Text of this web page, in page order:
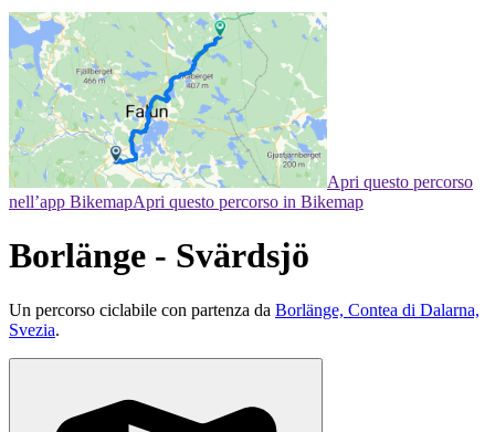
Apri questo percorso
nell’app BikemapApri questo percorso in Bikemap
Borlänge - Svärdsjö
Un percorso ciclabile con partenza da Borlänge, Contea di Dalarna,
Svezia.